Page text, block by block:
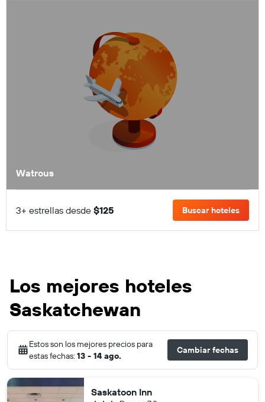
Watrous
3+ estrellas desde $125 Buscar hoteles
Los mejores hoteles
Saskatchewan
Estos son los mejores precios para
estas fechas: 13 - 14 ago.
Cambiar fechas
Saskatoon Inn